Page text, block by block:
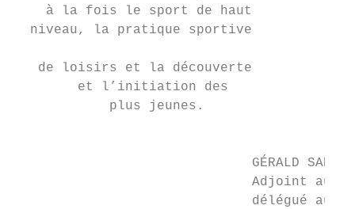
à la fois le sport de haut
niveau, la pratique sportive
de loisirs et la découverte
et l’initiation des
plus jeunes.
GÉRALD
Adjoint au
délégué aux